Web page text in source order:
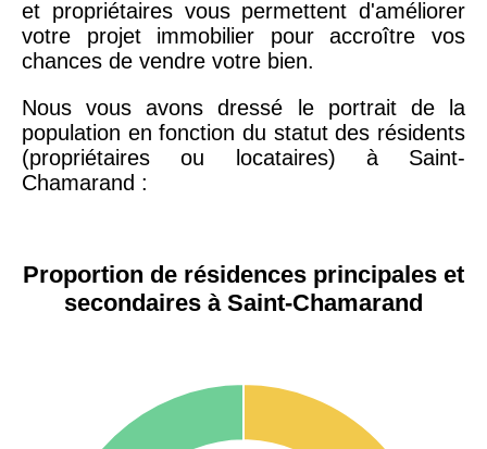
et propriétaires vous permettent d'améliorer
votre projet immobilier pour accroître vos
chances de vendre votre bien.
Nous vous avons dressé le portrait de la
population en fonction du statut des résidents
(propriétaires ou locataires) à Saint-
Chamarand :
Proportion de résidences principales et
secondaires à Saint-Chamarand